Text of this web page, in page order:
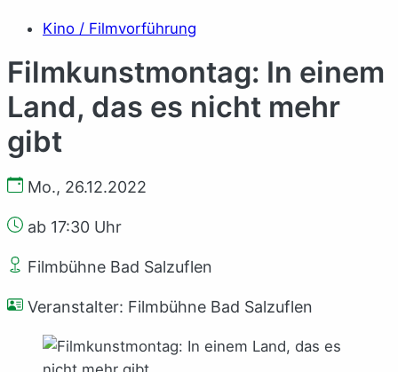
Kino / Filmvorführung
Filmkunstmontag: In einem
Land, das es nicht mehr
gibt
Mo., 26.12.2022
ab 17:30 Uhr
Filmbühne Bad Salzuflen
Veranstalter: Filmbühne Bad Salzuflen